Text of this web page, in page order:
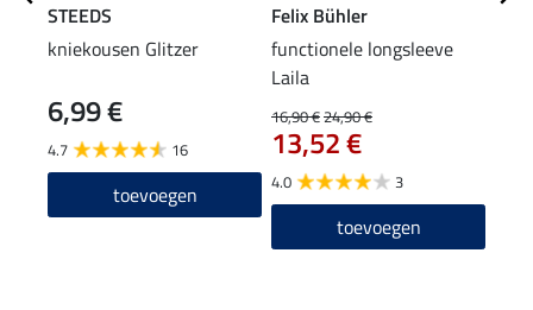
STEEDS
kniekousen Glitzer
6,99 €
4.7 16
toevoegen
Felix Bühler
functionele longsleeve
Laila
16,90 €24,90 €
13,52 €
4.0 3
toevoegen